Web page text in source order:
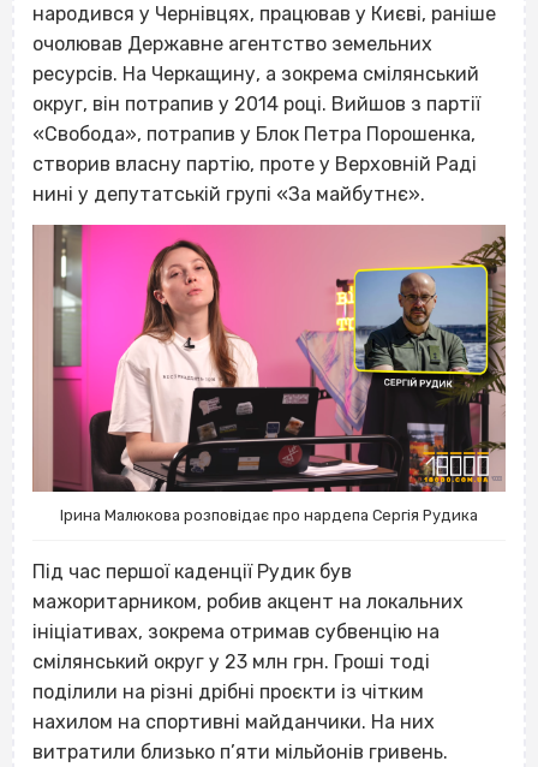
народився у Чернівцях, працював у Києві, раніше
очолював Державне агентство земельних
ресурсів. На Черкащину, а зокрема смілянський
округ, він потрапив у 2014 році. Вийшов з партії
«Свобода», потрапив у Блок Петра Порошенка,
створив власну партію, проте у Верховній Раді
нині у депутатській групі «За майбутнє».
Ірина Малюкова розповідає про нардепа Сергія Рудика
Під час першої каденції Рудик був
мажоритарником, робив акцент на локальних
ініціативах, зокрема отримав субвенцію на
смілянський округ у 23 млн грн. Гроші тоді
поділили на різні дрібні проєкти із чітким
нахилом на спортивні майданчики. На них
витратили близько п’яти мільйонів гривень.